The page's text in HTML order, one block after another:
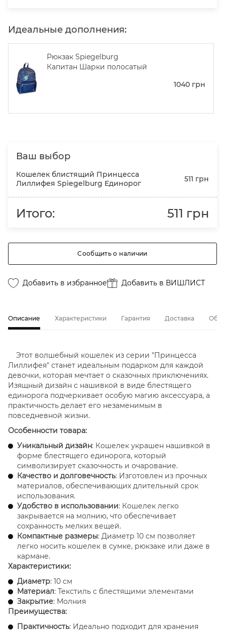
Идеальные дополнения:
Рюкзак Spiegelburg
Капитан Шарки полосатый
1040 грн
Ваш выбор
Кошелек блистящий Принцесса
Лиллифея Spiegelburg Единорог
511 грн
Итого: 511 грн
Сообщить о наличии
Добавить в избранное Добавить в ВИШЛИСТ
Описание Характеристики Гарантия Доставка
Этот волшебный кошелек из серии "Принцесса
Лиллифея" станет идеальным подарком для каждой
девочки, которая мечтает о сказочных приключениях.
Изящный дизайн с нашивкой в виде блестящего
единорога подчеркивает особую магию аксессуара, а
практичность делает его незаменимым в
повседневной жизни.
Особенности товара:
Уникальный дизайн: Кошелек украшен нашивкой в
форме блестящего единорога, который
символизирует сказочность и очарование.
Качество и долговечность: Изготовлен из прочных
материалов, обеспечивающих длительный срок
использования.
Удобство в использовании: Кошелек легко
закрывается на молнию, что обеспечивает
сохранность мелких вещей.
Компактные размеры: Диаметр 10 см позволяет
легко носить кошелек в сумке, рюкзаке или даже в
кармане.
Характеристики:
Диаметр: 10 см
Материал: Текстиль с блестящими элементами
Закрытие: Молния
Преимущества:
Практичность: Идеально подходит для хранения